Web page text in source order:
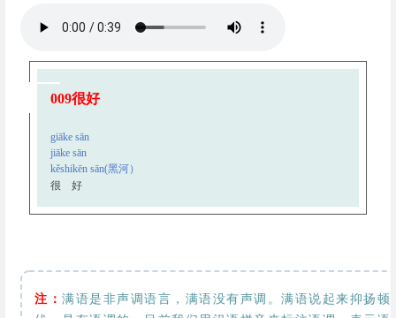
009很好
giāke sān
jiāke sān
kěshikēn sān(黑河）
很
好
注： 满语是非声调语言，满语没有声调。满语说起来抑扬顿